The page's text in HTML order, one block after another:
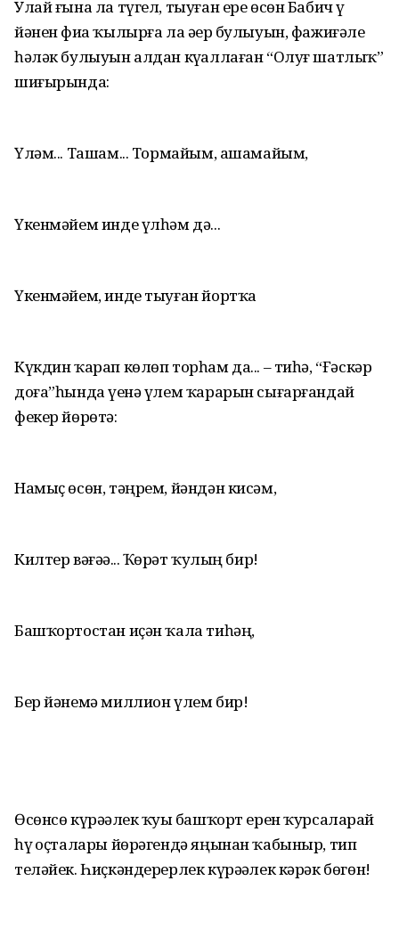
Улай ғына ла түгел, тыуған ере өсөн Бабич үҙ
йәнен фиҙа ҡылырға ла әҙер булыуын, фажиғәле
һәләк булыуын алдан күҙаллаған “Олуғ шатлыҡ”
шиғы­рында:
Үләм... Ташам... Тормайым, ашамайым,
Үкенмәйем инде үлһәм дә...
Үкенмәйем, инде тыуған йортҡа
Күкдин ҡарап көлөп торһам да... – тиһә, “Ғәскәр
доға”һында үҙенә үлем ҡарарын сығарғандай
фекер йөрөтә:
Намыҫ өсөн, тәңрем, йәндән кисәм,
Килтер вәғәҙә... Ҡөҙрәт ҡулың бир!
Башҡортостан иҫән ҡала тиһәң,
Бер йәнемә миллион үлем бир!
Өсөнсө күрәҙәлек ҡуҙы башҡорт ерен ҡурсаларҙай
һүҙ оҫталары йөрәгендә яңынан ҡабыныр, тип
теләйек. Һиҫ­кәндерерлек күрәҙәлек кәрәк бөгөн!